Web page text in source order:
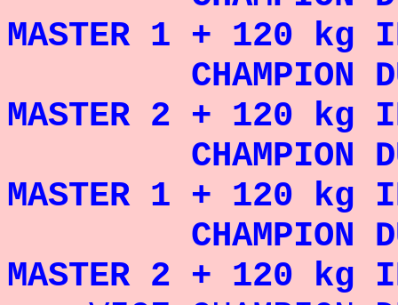
MASTER 1 + 120 kg
CHAMPION DU
MASTER 2 + 120 kg
CHAMPION DU
MASTER 1 + 120
CHAMPION DU
MASTER 2 + 120